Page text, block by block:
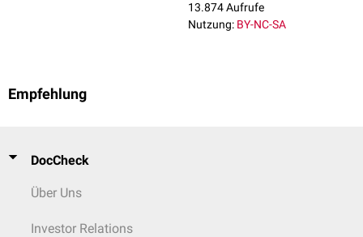
13.874 Aufrufe
Nutzung: BY-NC-SA
Empfehlung
DocCheck
Über Uns
Investor Relations